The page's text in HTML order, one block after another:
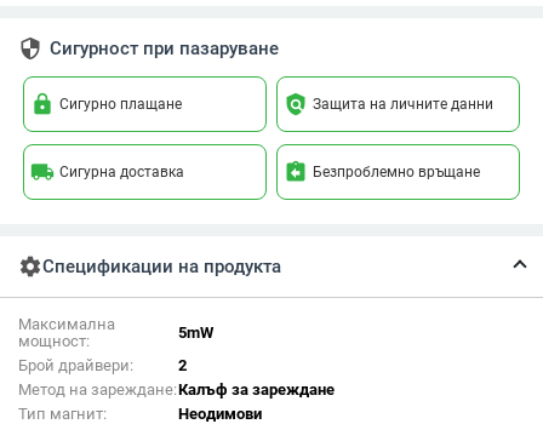
security Сигурност при пазаруване
lock Сигурно плащане policy Защита на личните данни
local_shipping Сигурна доставка assignment_return Безпроблемно връщане
settingsСпецификации на продукта
Максимална
мощност:
5mW
Брой драйвери:
2
Метод на зареждане:Калъф за зареждане
Тип магнит:
Неодимови